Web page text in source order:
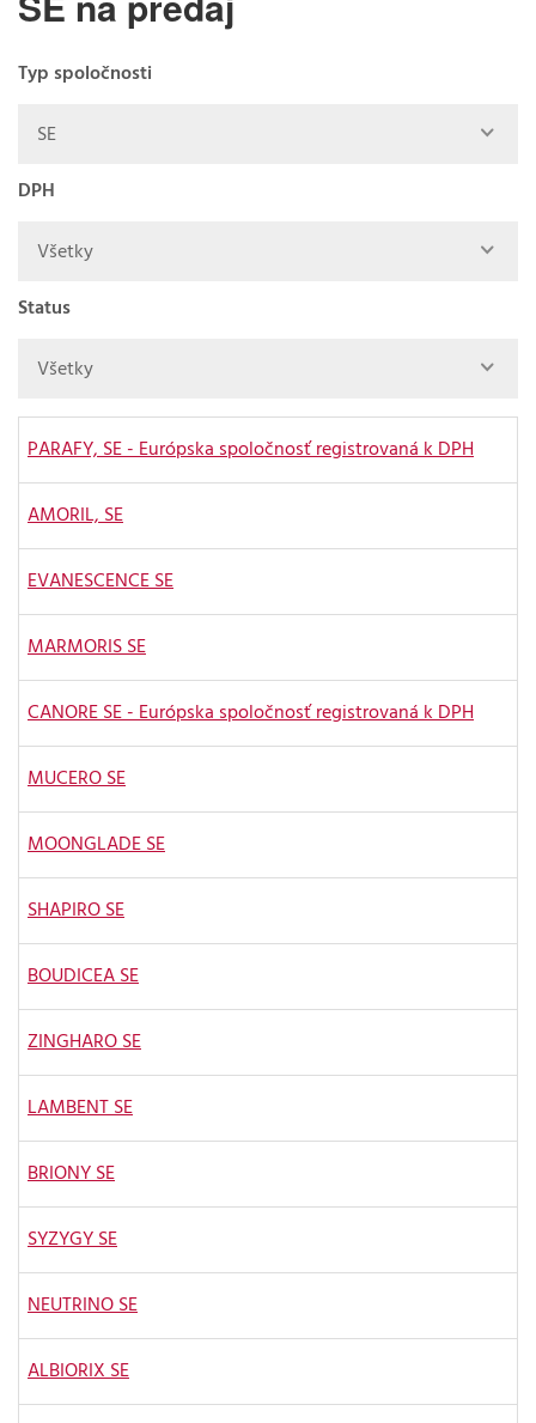
Typ spoločnosti
SE
DPH
Všetky
Status
Všetky
PARAFY, SE - Európska spoločnosť registrovaná k DPH
AMORIL, SE
EVANESCENCE SE
MARMORIS SE
CANORE SE - Európska spoločnosť registrovaná k DPH
MUCERO SE
MOONGLADE SE
SHAPIRO SE
BOUDICEA SE
ZINGHARO SE
LAMBENT SE
BRIONY SE
SYZYGY SE
NEUTRINO SE
ALBIORIX SE